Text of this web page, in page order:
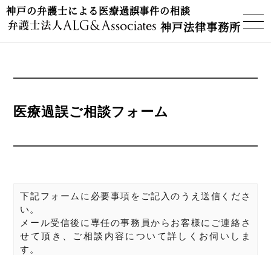
神戸の弁護士による医療過誤事件の相談
神戸法律事務所
医療過誤ご相談フォーム
下記フォームに必要事項をご記入のうえ送信くださ
い。
メール受信後に専任の事務員からお客様にご連絡さ
せて頂き、ご相談内容について詳しくお伺いしま
す。